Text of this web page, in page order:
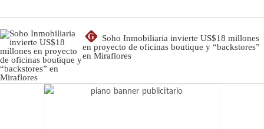
G
Soho Inmobiliaria invierte US$18 millones
en proyecto de oficinas boutique y “backstores”
en Miraflores